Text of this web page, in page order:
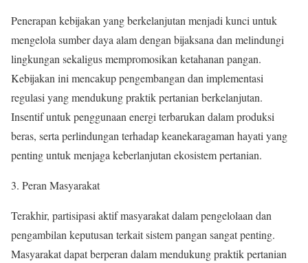
Penerapan kebijakan yang berkelanjutan menjadi kunci untuk
mengelola sumber daya alam dengan bijaksana dan melindungi
lingkungan sekaligus mempromosikan ketahanan pangan.
Kebijakan ini mencakup pengembangan dan implementasi
regulasi yang mendukung praktik pertanian berkelanjutan.
Insentif untuk penggunaan energi terbarukan dalam produksi
beras, serta perlindungan terhadap keanekaragaman hayati yang
penting untuk menjaga keberlanjutan ekosistem pertanian.
3. Peran Masyarakat
Terakhir, partisipasi aktif masyarakat dalam pengelolaan dan
pengambilan keputusan terkait sistem pangan sangat penting.
Masyarakat dapat berperan dalam mendukung praktik pertanian